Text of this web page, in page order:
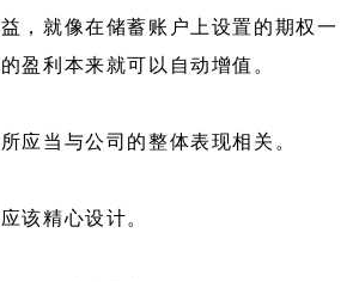
，就像在储蓄账户上设置的期权一
盈利本来就可以自动增值。
应当与公司的整体表现相关。
该精心设计。